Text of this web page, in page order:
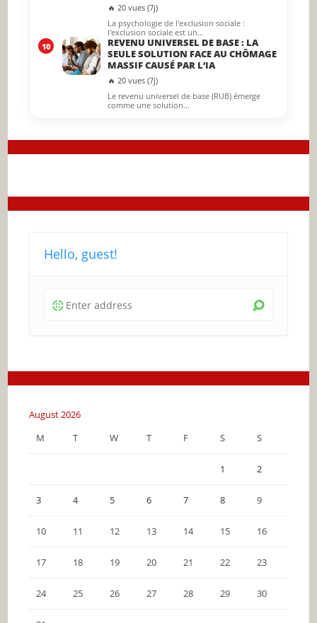
🔥 20 vues (7j)
La psychologie de l'exclusion sociale :
l'exclusion sociale est un…
10
REVENU UNIVERSEL DE BASE : LA
SEULE SOLUTION FACE AU CHÔMAGE
MASSIF CAUSÉ PAR L’IA
🔥 20 vues (7j)
Le revenu universel de base (RUB) émerge
comme une solution…
Hello, guest!
August 2026
M
T W T F S S
1 2
3 4 5 6 7 8 9
10 11 12 13 14 15 16
17 18 19 20 21 22 23
24 25 26 27 28 29 30